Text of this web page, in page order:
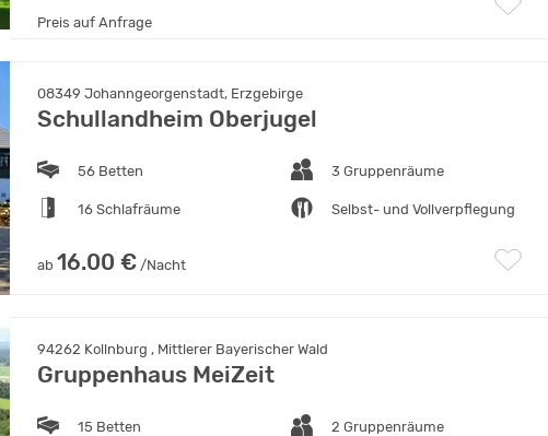
Preis auf Anfrage
08349 Johanngeorgenstadt, Erzgebirge
Schullandheim Oberjugel
56 Betten 3 Gruppenräume
16 Schlafräume Selbst- und Vollverpflegung
ab 16.00 € /Nacht
94262 Kollnburg , Mittlerer Bayerischer Wald
Gruppenhaus MeiZeit
15 Betten 2 Gruppenräume